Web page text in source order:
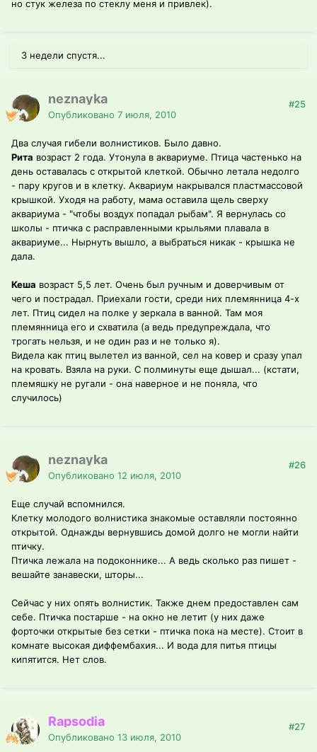
но стук железа по стеклу меня и привлек).
3 недели спустя...
neznayka
Опубликовано 7 июля, 2010
#25
Два случая гибели волнистиков. Было давно.
Рита возраст 2 года. Утонула в аквариуме. Птица частенько на
день оставалась с открытой клеткой. Обычно летала недолго
- пару кругов и в клетку. Аквариум накрывался пластмассовой
крышкой. Уходя на работу, мама оставила щель сверху
аквариума - "чтобы воздух попадал рыбам". Я вернулась со
школы - птичка с расправленными крыльями плавала в
аквариуме... Нырнуть вышло, а выбраться никак - крышка не
дала.
Кеша возраст 5,5 лет. Очень был ручным и доверчивым от
чего и пострадал. Приехали гости, среди них племянница 4-х
лет. Птиц сидел на полке у зеркала в ванной. Там моя
племянница его и схватила (а ведь предупреждала, что
трогать нельзя, и не один раз и не только я).
Видела как птиц вылетел из ванной, сел на ковер и сразу упал
на кровать. Взяла на руки. С полминуты еще дышал... (кстати,
племяшку не ругали - она наверное и не поняла, что
случилось)
neznayka
Опубликовано 12 июля, 2010
#26
Еще случай вспомнился.
Клетку молодого волнистика знакомые оставляли постоянно
открытой. Однажды вернувшись домой долго не могли найти
птичку.
Птичка лежала на подоконнике... А ведь сколько раз пишет -
вешайте занавески, шторы...
Сейчас у них опять волнистик. Также днем предоставлен сам
себе. Птичка постарше - на окно не летит (у них даже
форточки открытые без сетки - птичка пока на месте). Стоит в
комнате высокая диффембахия... И вода для питья птицы
кипятится. Нет слов.
Rapsodia
Опубликовано 13 июля, 2010
#27